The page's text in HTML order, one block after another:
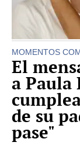
MOMENTOS
El
a Paula
de su
pase"